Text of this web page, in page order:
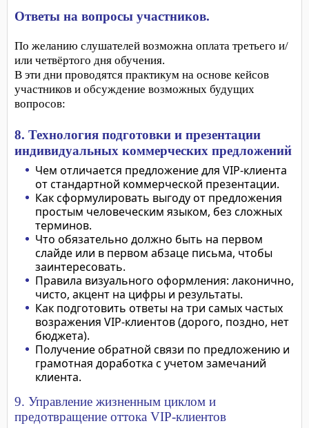
Ответы на вопросы участников.
По желанию слушателей возможна оплата третьего и/
или четвёртого дня обучения.
В эти дни проводятся практикум на основе кейсов
участников и обсуждение возможных будущих
вопросов:
8. Технология подготовки и презентации
индивидуальных коммерческих предложений
Чем отличается предложение для VIP-клиента
от стандартной коммерческой презентации.
Как сформулировать выгоду от предложения
простым человеческим языком, без сложных
терминов.
Что обязательно должно быть на первом
слайде или в первом абзаце письма, чтобы
заинтересовать.
Правила визуального оформления: лаконично,
чисто, акцент на цифры и результаты.
Как подготовить ответы на три самых частых
возражения VIP-клиентов (дорого, поздно, нет
бюджета).
Получение обратной связи по предложению и
грамотная доработка с учетом замечаний
клиента.
9. Управление жизненным циклом и
предотвращение оттока VIP-клиентов